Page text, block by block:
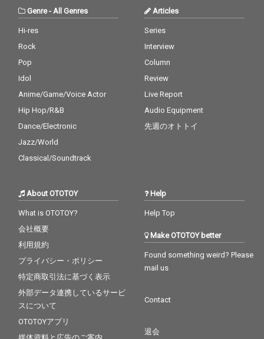
Genre- All Genres
Hi-res
Rock
Pop
Idol
Anime/Game/Voice Actor
Hip Hop/R&B
Dance/Electronic
Jazz/World
Classical/Soundtrack
Articles
Series
Interview
Column
Review
Live Report
Audio Equipment
先週のオトトイ
About OTOTOY
What is OTOTOY?
会社概要
利用規約
プライバシー・ポリシー
特定商取引法に基づく表示
外部データ連携しているサービ
スについて
OTOTOYアプリ
Help
Help Top
Make OTOTOY better
Found something weird? Please
mail us
Contact
退会